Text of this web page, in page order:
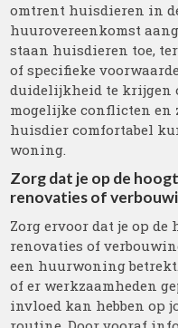
omtrent huisdieren in
huurovereenkomst
staan huisdieren toe,
of specifieke
duidelijkheid te krijgen
mogelijke conflicten en
huisdier comfortabel
woning.
Zorg dat je op de
renovaties of
Zorg ervoor dat je op de
renovaties of
een huurwoning
of er werkzaamheden
invloed kan hebben op